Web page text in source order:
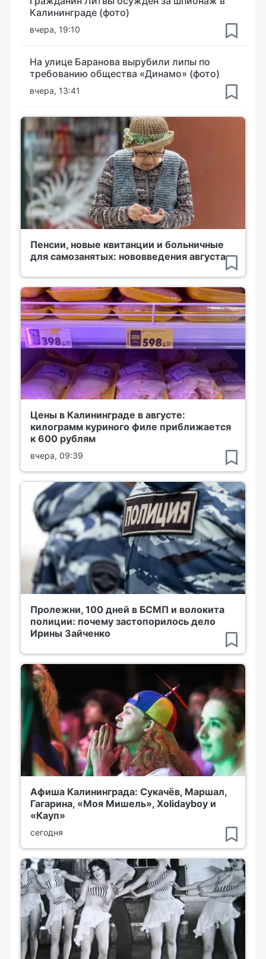
Калининграде (фото)
вчера, 19:10
На улице Баранова вырубили липы по
требованию общества «Динамо» (фото)
вчера, 13:41
Пенсии, новые квитанции и больничные
для самозанятых: нововведения августа
Цены в Калининграде в августе:
килограмм куриного филе приближается
к 600 рублям
вчера, 09:39
Пролежни, 100 дней в БСМП и волокита
полиции: почему застопорилось дело
Ирины Зайченко
Афиша Калининграда: Сукачёв, Маршал,
Гагарина, «Моя Мишель», Xolidayboy и
«Кауп»
сегодня